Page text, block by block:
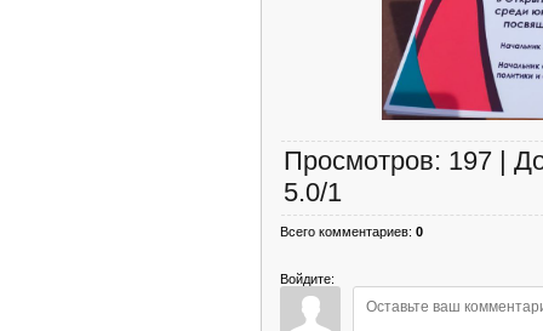
Просмотров: 197 |
5.0/1
Всего комментариев: 0
Войдите: